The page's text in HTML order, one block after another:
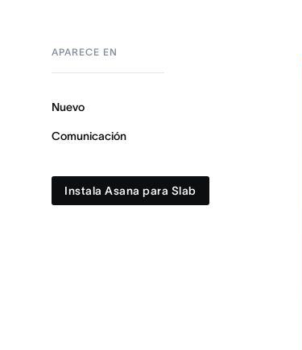
APARECE EN
Nuevo
Comunicación
Instala Asana para Slab